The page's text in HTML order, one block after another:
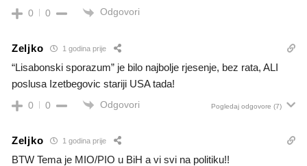
0 0 Odgovori
Zeljko 1 godina prije
“Lisabonski sporazum” je bilo najbolje rjesenje, bez rata, ALI
poslusa Izetbegovic stariji USA tada!
0 0 Odgovori Pogledaj odgovore (7)
Zeljko 1 godina prije
BTW Tema je MIO/PIO u BiH a vi svi na politiku!!